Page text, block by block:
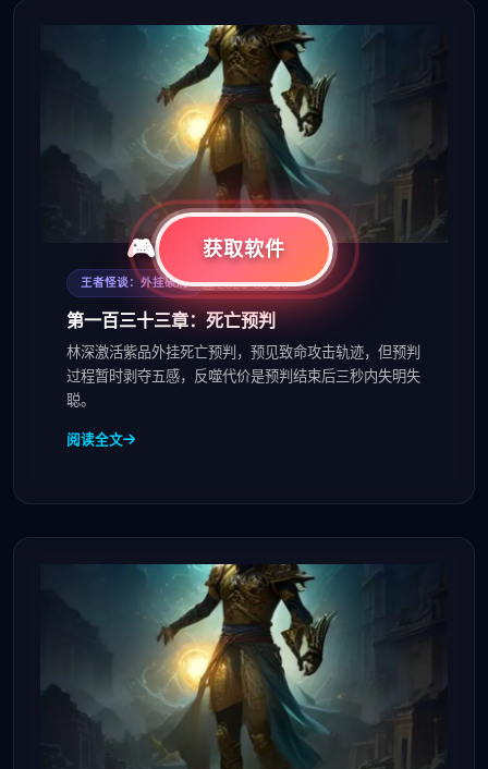
王者怪谈：外挂破局 2026-08-06
第一百三十三章：死亡预判
林深激活紫品外挂死亡预判，预见致命攻击轨迹，但预判
过程暂时剥夺五感，反噬代价是预判结束后三秒内失明失
聪。
阅读全文
获取软件